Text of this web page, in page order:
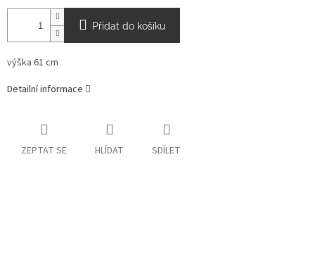
Přidat do košíku
výška 61 cm
Detailní informace
ZEPTAT SE HLÍDAT SDÍLET